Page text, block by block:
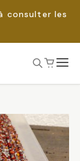
consulter les